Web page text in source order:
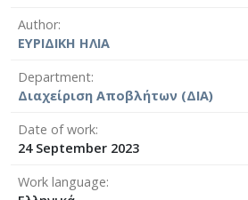
Author
ΕΥΡΙΔΙΚΗ ΗΛΙΑ
Department
Διαχείριση Αποβλήτων (ΔΙΑ)
Date of work
24 September 2023
Work language